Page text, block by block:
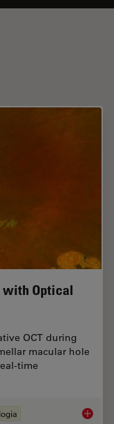
with Optical
OCT during
macular hole
time